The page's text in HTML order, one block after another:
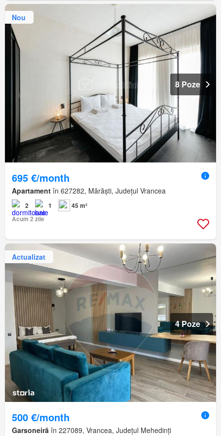
Nou
8 Poze
695 €/month
Apartament în 627282, Mărăști, Județul Vrancea
2 1
45 m²
Acum 2 zile
Actualizat
4 Poze
500 €/month
Garsoneiră în 227089, Vrancea, Județul Mehedinți